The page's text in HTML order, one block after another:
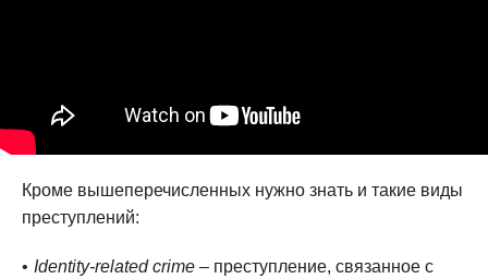
Кроме вышеперечисленных нужно знать и такие виды
преступлений:
Identity-related crime – преступление, связанное с